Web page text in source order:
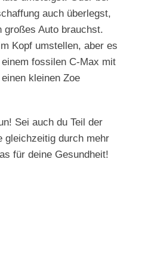
auch überlegst,
großes Auto brauchst.
Kopf umstellen, aber es
fossilen C-Max mit
kleinen Zoe
Sei auch du Teil der
gleichzeitig durch mehr
für deine Gesundheit!